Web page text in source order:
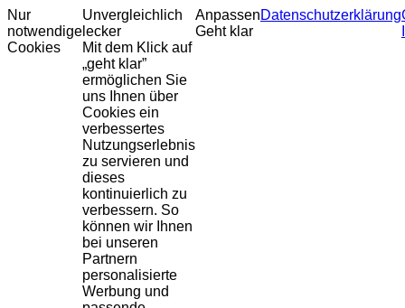
Nur
notwendige
Cookies
Unvergleichlich
lecker
Mit dem Klick auf
„geht klar”
ermöglichen Sie
uns Ihnen über
Cookies ein
verbessertes
Nutzungserlebnis
zu servieren und
dieses
kontinuierlich zu
verbessern. So
können wir Ihnen
bei unseren
Partnern
personalisierte
Werbung und
Anpassen
Geht klar
Datenschutzerklärung